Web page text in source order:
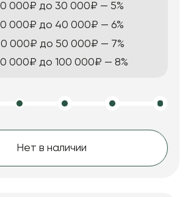
000₽ до 30 000₽ — 5%
000₽ до 40 000₽ — 6%
000₽ до 50 000₽ — 7%
000₽ до 100 000₽ — 8%
Нет в наличии